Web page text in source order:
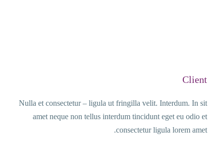
Client
Nulla et consectetur – ligula ut fringilla velit. Interdum. In sit
amet neque non tellus interdum tincidunt eget eu odio et
consectetur ligula lorem amet.